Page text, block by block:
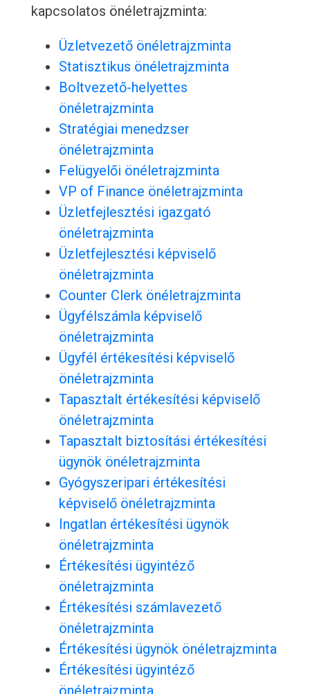
kapcsolatos önéletrajzminta:
Üzletvezető önéletrajzminta
Statisztikus önéletrajzminta
Boltvezető-helyettes
önéletrajzminta
Stratégiai menedzser
önéletrajzminta
Felügyelői önéletrajzminta
VP of Finance önéletrajzminta
Üzletfejlesztési igazgató
önéletrajzminta
Üzletfejlesztési képviselő
önéletrajzminta
Counter Clerk önéletrajzminta
Ügyfélszámla képviselő
önéletrajzminta
Ügyfél értékesítési képviselő
önéletrajzminta
Tapasztalt értékesítési képviselő
önéletrajzminta
Tapasztalt biztosítási értékesítési
ügynök önéletrajzminta
Gyógyszeripari értékesítési
képviselő önéletrajzminta
Ingatlan értékesítési ügynök
önéletrajzminta
Értékesítési ügyintéző
önéletrajzminta
Értékesítési számlavezető
önéletrajzminta
Értékesítési ügynök önéletrajzminta
Értékesítési ügyintéző
önéletrajzminta